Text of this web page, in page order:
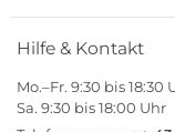
Hilfe & Kontakt
Mo.–Fr. 9:30 bis 18:30
Sa. 9:30 bis 18:00 Uhr